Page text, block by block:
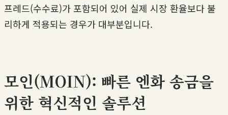
프레드(수수료)가 포함되어 있어 실제 시장 환율보다 불
리하게 적용되는 경우가 대부분입니다.
모인(MOIN): 빠른 엔화 송금을
위한 혁신적인 솔루션